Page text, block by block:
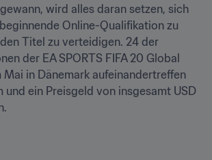
wird alles daran setzen, sich
Online-Qualifikation zu
Titel zu verteidigen. 24 der
der EA SPORTS FIFA 20 Global
Mai in Dänemark aufeinandertreffen
und ein Preisgeld von insgesamt USD